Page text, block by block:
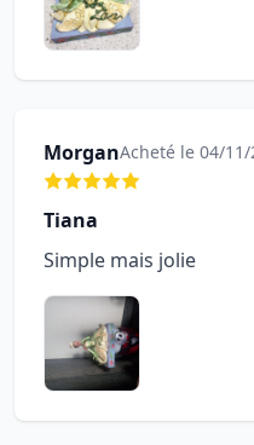
MorganAcheté le 04/11/
Tiana
Simple mais jolie